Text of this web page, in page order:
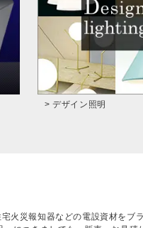
> デザイン照明
火災報知器などの電設資材をブ